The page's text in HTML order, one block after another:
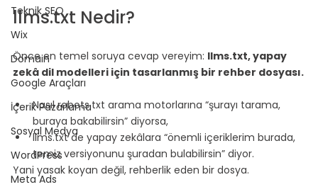
Teknik SEO
Wix
Domain
Google Araçları
İçerik Pazarlama
Sosyal Medya
WordPress
Meta Ads
llms.txt Nedir?
Önce en temel soruya cevap vereyim: llms.txt, yapay
zekâ dil modelleri için tasarlanmış bir rehber dosyası.
Nasıl robots.txt arama motorlarına “şurayı tarama,
buraya bakabilirsin” diyorsa,
llms.txt de yapay zekâlara “önemli içeriklerim burada,
temiz versiyonunu şuradan bulabilirsin” diyor.
Yani yasak koyan değil, rehberlik eden bir dosya.